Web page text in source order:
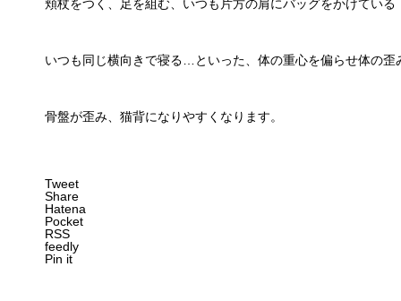
頬杖をつく、足を組む、いつも片方の肩にバッグをかけている
いつも同じ横向きで寝る…といった、体の重心を偏らせ体の
骨盤が歪み、猫背になりやすくなります。
Tweet
Share
Hatena
Pocket
RSS
feedly
Pin it